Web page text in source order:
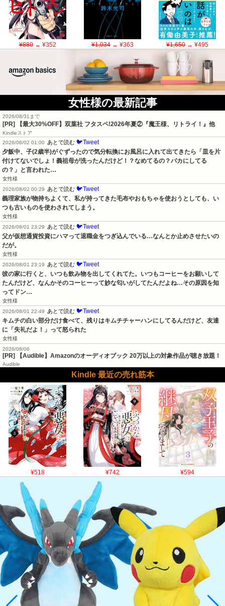
¥880→ ¥352 ¥1,034→ ¥363 ¥1,650→ ¥495
女性様の最新記事
2026/08/31まで
[PR] 【最大30%OFF】双葉社 フタスペ!2026年夏②『魔王様、リトライ！』他
Kindleストア
2026/08/02 01:00
あとで読む 🐦Tweet
夕飯中、子(2歳半)がぐずったので気分転換にお風呂に入れて出てきたら「皿を片
付けてないでしょ！義祖母が洗ったんだけど！？なめてるの？バカにしてる
の？」と言われた…
女性様
2026/08/02 00:29
あとで読む 🐦Tweet
義理家族が物持ちよくて、私が持ってきた毛布やおもちゃを使おうとしても、い
つも古いものを使わされてしまう。
女性様
2026/08/01 23:29
あとで読む 🐦Tweet
父が仮想通貨投資にハマって退職金をつぎ込んでいる…なんとか止めさせたいの
だが。
女性様
2026/08/01 23:19
あとで読む 🐦Tweet
彼の家に行くと、いつも飲み物を出してくれてた。いつもコーヒーをお願いして
たんだけど、なんかそのコーヒーって妙な匂いがしてたんだよね…その原因を知
ってドン…
女性様
2026/08/01 22:49
あとで読む 🐦Tweet
キムチの白い部分だけ食べて、残りはキムチチャーハンにしてるんだけど、友達
に「失礼だよ！」って怒られた
女性様
2026/08/06
[PR] 【Audible】Amazonのオーディオブック 20万以上の対象作品が聴き放題！
Audible
Kindle 最近の売れ筋本
¥518 ¥742 ¥594